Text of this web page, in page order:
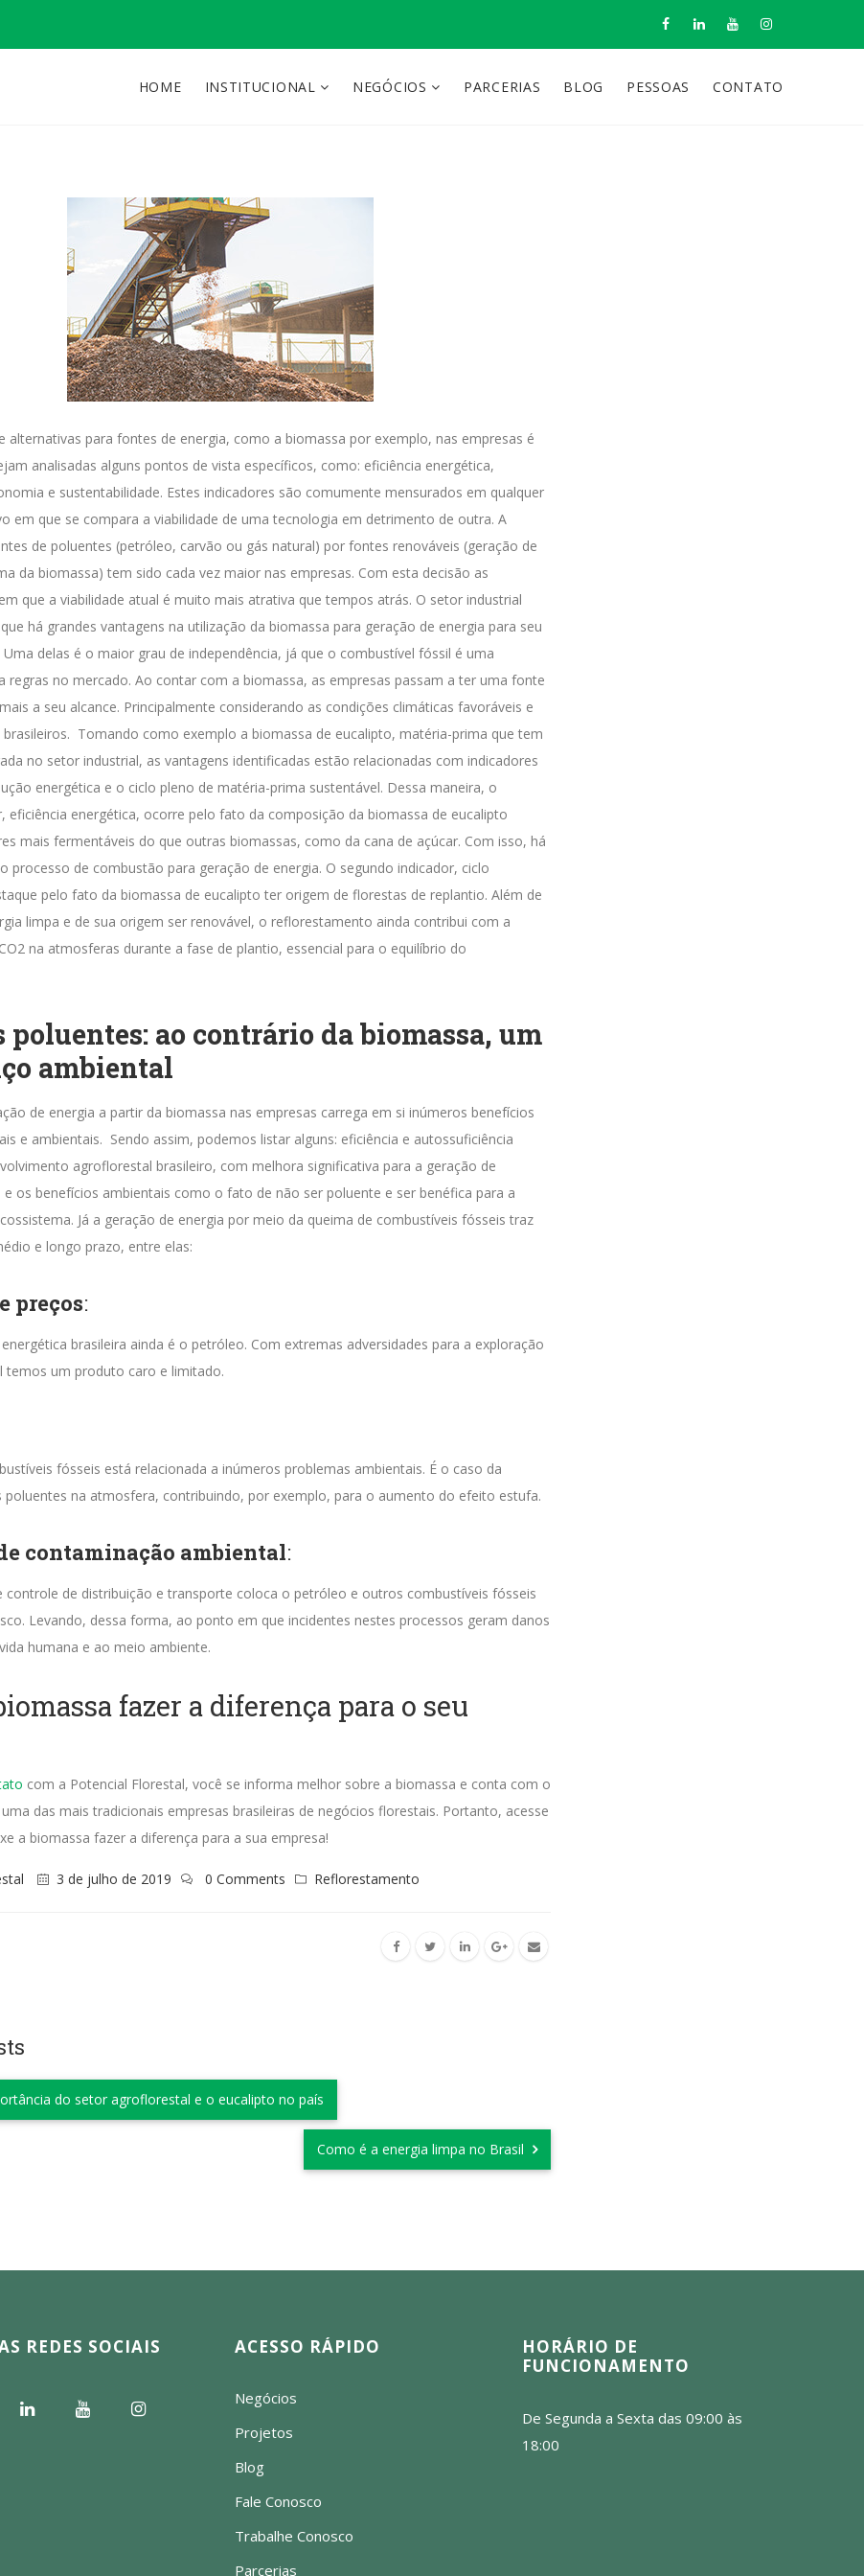
HOME INSTITUCIONAL NEGÓCIOS PARCERIAS BLOG PESSOAS CONTATO
alternativas para fontes de energia, como a biomassa por exemplo, nas empresas é
analisadas alguns pontos de vista específicos, como: eficiência energética,
e sustentabilidade. Estes indicadores são comumente mensurados em qualquer
em que se compara a viabilidade de uma tecnologia em detrimento de outra. A
de poluentes (petróleo, carvão ou gás natural) por fontes renováveis (geração de
da biomassa) tem sido cada vez maior nas empresas. Com esta decisão as
que a viabilidade atual é muito mais atrativa que tempos atrás. O setor industrial
há grandes vantagens na utilização da biomassa para geração de energia para seu
delas é o maior grau de independência, já que o combustível fóssil é uma
regras no mercado. Ao contar com a biomassa, as empresas passam a ter uma fonte
a seu alcance. Principalmente considerando as condições climáticas favoráveis e
Tomando como exemplo a biomassa de eucalipto, matéria-prima que tem
no setor industrial, as vantagens identificadas estão relacionadas com indicadores
energética e o ciclo pleno de matéria-prima sustentável. Dessa maneira, o
eficiência energética, ocorre pelo fato da composição da biomassa de eucalipto
mais fermentáveis do que outras biomassas, como da cana de açúcar. Com isso, há
processo de combustão para geração de energia. O segundo indicador, ciclo
pelo fato da biomassa de eucalipto ter origem de florestas de replantio. Além de
limpa e de sua origem ser renovável, o reflorestamento ainda contribui com a
na atmosferas durante a fase de plantio, essencial para o equilíbrio do
poluentes: ao contrário da biomassa, um
ambiental
de energia a partir da biomassa nas empresas carrega em si inúmeros benefícios
e ambientais. Sendo assim, podemos listar alguns: eficiência e autossuficiência
agroflorestal brasileiro, com melhora significativa para a geração de
e os benefícios ambientais como o fato de não ser poluente e ser benéfica para a
Já a geração de energia por meio da queima de combustíveis fósseis traz
e longo prazo, entre elas:
preços:
brasileira ainda é o petróleo. Com extremas adversidades para a exploração
temos um produto caro e limitado.
fósseis está relacionada a inúmeros problemas ambientais. É o caso da
poluentes na atmosfera, contribuindo, por exemplo, para o aumento do efeito estufa.
contaminação ambiental:
controle de distribuição e transporte coloca o petróleo e outros combustíveis fósseis
Levando, dessa forma, ao ponto em que incidentes nestes processos geram danos
humana e ao meio ambiente.
fazer a diferença para o seu
com a Potencial Florestal, você se informa melhor sobre a biomassa e conta com o
das mais tradicionais empresas brasileiras de negócios florestais. Portanto, acesse
a biomassa fazer a diferença para a sua empresa!
3 de julho de 2019 Reflorestamento
0 Comments
do setor agroflorestal e o eucalipto no país
Como é a energia limpa no Brasil
REDES SOCIAIS ACESSO RÁPIDO
Negócios
Projetos
Blog
Fale Conosco
Trabalhe Conosco
Parcerias
HORÁRIO DE
FUNCIONAMENTO
De Segunda a Sexta das 09:00 às
18:00